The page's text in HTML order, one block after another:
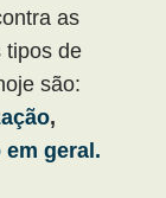
as
tipos de
são:
,
em geral.